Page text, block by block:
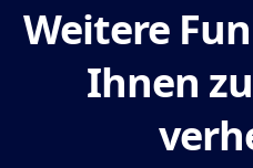
Weitere
Ihnen